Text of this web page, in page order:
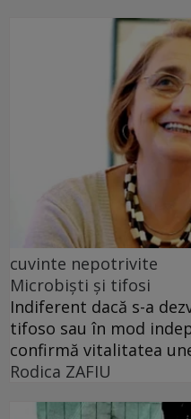
cuvinte nepotrivite
Microbiști și tifosi
Indiferent dacă s-a
tifoso sau în mod
confirmă vitalitatea
Rodica ZAFIU